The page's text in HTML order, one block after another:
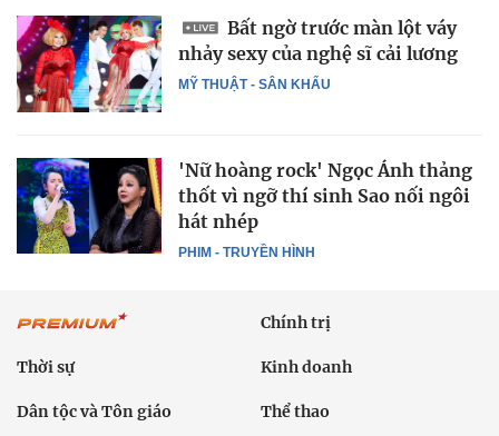
MỸ THUẬT - SÂN KHẤU
Bất ngờ trước màn lột váy
nhảy sexy của nghệ sĩ cải lương
PHIM - TRUYỀN HÌNH
'Nữ hoàng rock' Ngọc Ánh thảng
thốt vì ngỡ thí sinh Sao nối ngôi
hát nhép
Chính trị
Thời sự Kinh doanh
Dân tộc và Tôn giáo Thể thao